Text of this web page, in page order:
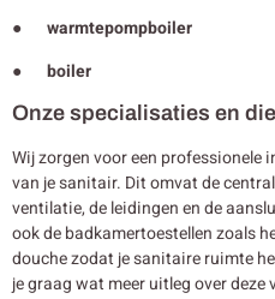
● warmtepompboiler
● boiler
Onze specialisaties en
Wij zorgen voor een professionele
van je sanitair. Dit omvat de
ventilatie, de leidingen en de
ook de badkamertoestellen zoals
douche zodat je sanitaire ruimte
je graag wat meer uitleg over deze